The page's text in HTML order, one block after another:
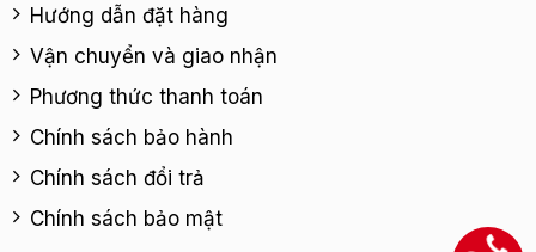
Hướng dẫn đặt hàng
Vận chuyển và giao nhận
Phương thức thanh toán
Chính sách bảo hành
Chính sách đổi trả
Chính sách bảo mật